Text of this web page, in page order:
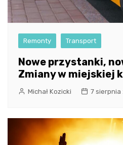
Remonty Transport
Nowe przystanki,
Zmiany w miejskiej
Michał Kozicki 7 sierpnia